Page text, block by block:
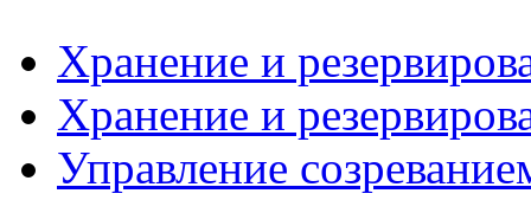
Хранение и
Хранение и
Управление